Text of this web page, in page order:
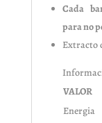
Cada
para no
Extracto
VALOR
Energia